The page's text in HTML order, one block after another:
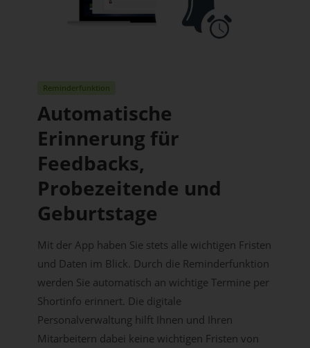
Reminderfunktion
Automatische
Erinnerung für
Feedbacks,
Probezeitende und
Geburtstage
Mit der App haben Sie stets alle wichtigen Fristen
und Daten im Blick. Durch die Reminderfunktion
werden Sie automatisch an wichtige Termine per
Shortinfo erinnert. Die digitale
Personalverwaltung hilft Ihnen und Ihren
Mitarbeitern dabei keine wichtigen Fristen von